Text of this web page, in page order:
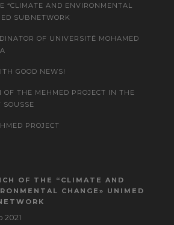
“CLIMATE AND ENVIRONMENTAL
SUBNETWORK
OF UNIVERSITÉ MOHAMED
GOOD NEWS!
OF THE MEHMED PROJECT IN THE
SOUSSE
PROJECT
OF THE “CLIMATE AND
CHANGE» UNIMED
2021